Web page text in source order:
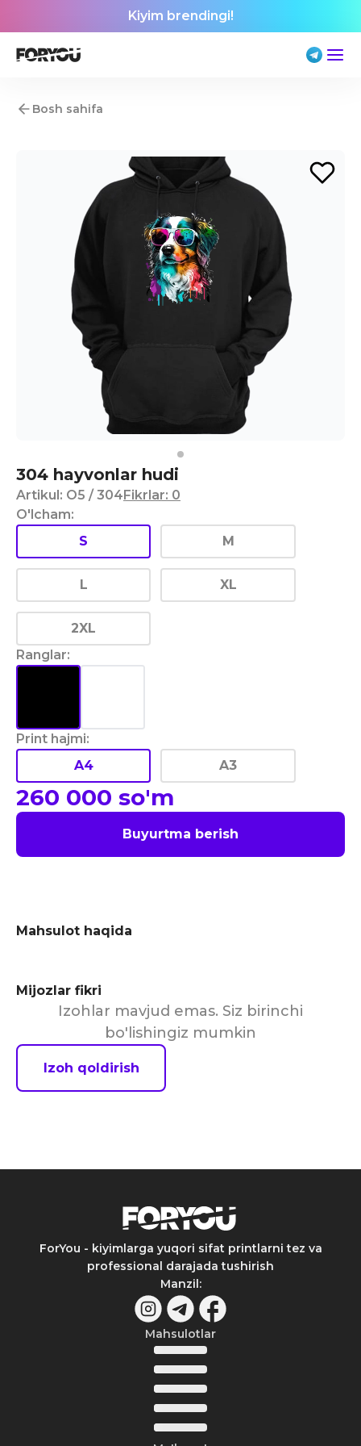
Kiyim brendingi!
Bosh sahifa
304 hayvonlar hudi
Artikul: O5 / 304Fikrlar: 0
O'lcham:
S
M
L XL
2XL
Ranglar:
Print hajmi:
A4
A3
260 000 so'm
Buyurtma berish
Mahsulot haqida
Mijozlar fikri
Izohlar mavjud emas. Siz birinchi
bo'lishingiz mumkin
Izoh qoldirish
ForYou - kiyimlarga yuqori sifat printlarni tez va
professional darajada tushirish
Manzil:
Mahsulotlar